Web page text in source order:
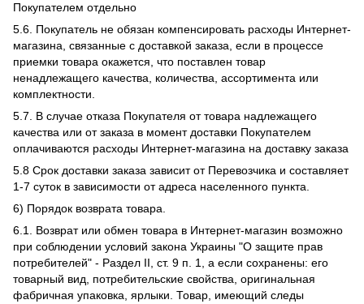
Покупателем отдельно
5.6. Покупатель не обязан компенсировать расходы Интернет-
магазина, связанные с доставкой заказа, если в процессе
приемки товара окажется, что поставлен товар
ненадлежащего качества, количества, ассортимента или
комплектности.
5.7. В случае отказа Покупателя от товара надлежащего
качества или от заказа в момент доставки Покупателем
оплачиваются расходы Интернет-магазина на доставку заказа
5.8 Срок доставки заказа зависит от Перевозчика и составляет
1-7 суток в зависимости от адреса населенного пункта.
6) Порядок возврата товара.
6.1. Возврат или обмен товара в Интернет-магазин возможно
при соблюдении условий закона Украины "О защите прав
потребителей" - Раздел II, ст. 9 п. 1, а если сохранены: его
товарный вид, потребительские свойства, оригинальная
фабричная упаковка, ярлыки. Товар, имеющий следы